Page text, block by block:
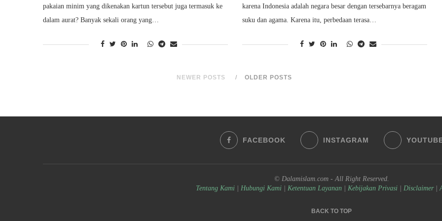
pakaian minim yang dikenakan kartun tersebut juga termasuk ke
dalam aurat? Banyak sekali orang yang…
karena Indonesia adalah negara besar dengan tersebarnya beragam
suku dan agama. Karena itu, perbedaan terasa…
NEWER POSTS OLDER POSTS
FACEBOOK INSTAGRAM
© Dalamislam.com - All Right Reserved.
Tentang Kami
Hubungi Kami| Ketentuan Layanan| Kebijakan Privasi| Disclaimer|
BACK TO TOP